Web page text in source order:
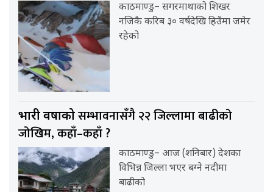
काठमाण्डु– सगरमाथाको शिखर
नजिकै करिब ३० वर्षदेखि हिउँमा जमेर
रहेको
भारी वर्षाकोसम्भावनासँगै २२ जिल्लामा बाढीको
जोखिम, कहाँ–कहाँ ?
काठमाण्डु– आज (शनिबार) देशका
विभिन्न जिल्ला भएर बग्ने नदीमा
बाढीको